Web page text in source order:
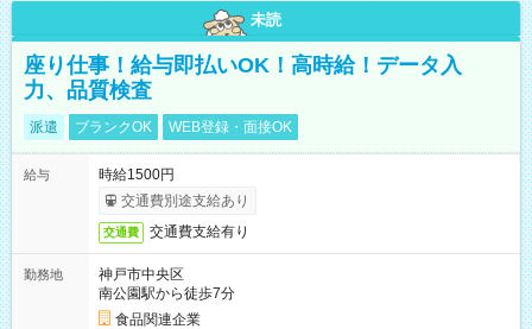
未読
座り仕事！給与即払いOK！高時給！データ入
力、品質検査
派遣 ブランクOK WEB登録・面接OK
給与
時給1500円
交通費別途支給あり
交通費 交通費支給有り
勤務地
神戸市中央区
南公園駅から徒歩7分
食品関連企業